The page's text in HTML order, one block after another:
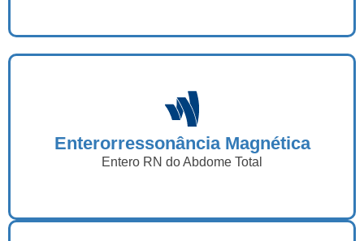
Enterorressonância Magnética
Entero RN do Abdome Total